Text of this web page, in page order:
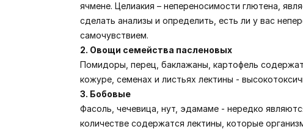
ячмене. Целиакия – непереносимости глютена,
сделать анализы и определить, есть ли у вас
самочувствием.
2. Овощи семейства пасленовых
Помидоры, перец, баклажаны, картофель
кожуре, семенах и листьях лектины -
3. Бобовые
Фасоль, чечевица, нут, эдамаме - нередко
количестве содержатся лектины, которые